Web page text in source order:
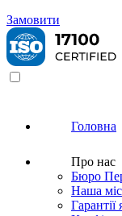
Замовити
Головна
Про нас
Бюро
Наша
Гарантії